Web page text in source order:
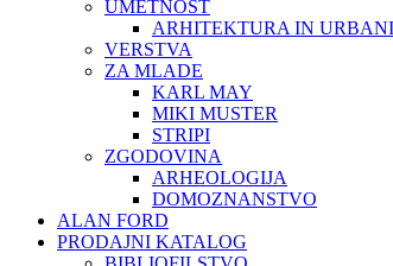
UMETNOST
ARHITEKTURA IN
VERSTVA
ZA MLADE
KARL MAY
MIKI MUSTER
STRIPI
ZGODOVINA
ARHEOLOGIJA
DOMOZNANSTVO
ALAN FORD
PRODAJNI KATALOG